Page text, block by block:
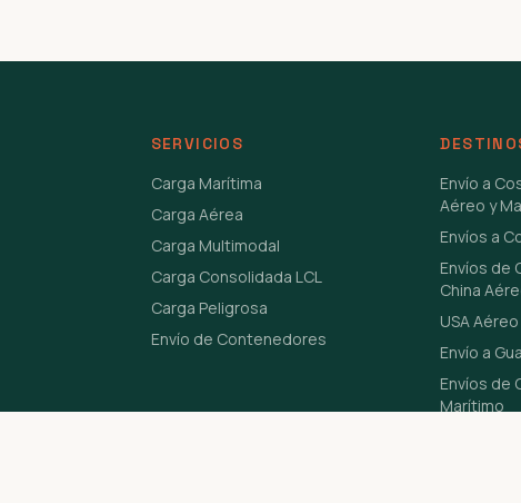
SERVICIOS
Carga Marítima
Carga Aérea
Carga Multimodal
Carga Consolidada LCL
Carga Peligrosa
Envío de Contenedores
Envío a
Aéreo y
Envíos a
Envíos de
China
USA
Envío a
Envíos de
Marítimo